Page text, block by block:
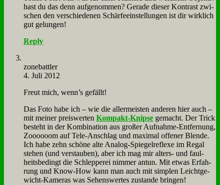
hast du das denn auf­ge­nom­men? Ge­ra­de die­ser Kon­trast zwi­
schen den ver­schie­de­nen Schär­fe­ein­stel­lun­gen ist dir wirk­lich
gut ge­lun­gen!
Reply
zone­batt­ler
4. Juli 2012
Freut mich, wenn’s ge­fällt!
Das Fo­to ha­be ich – wie die al­ler­mei­sten an­de­ren hier auch –
mit mei­ner preis­wer­ten Kom­pakt-Knip­se ge­macht. Der Trick
be­steht in der Kom­bi­na­ti­on aus gro­ßer Auf­nah­me-Ent­fer­nung,
Zoooooom auf Te­le-An­schlag und ma­xi­mal of­fe­ner Blen­de.
Ich ha­be zehn schö­ne al­te Ana­log-Spie­gel­re­fle­xe im Re­gal
ste­hen (und ver­stau­ben), aber ich mag mir al­ters- und faul­
heits­be­dingt die Schlep­pe­rei nim­mer an­tun. Mit et­was Er­fah­
rung und Know-How kann man auch mit simp­len Leicht­ge­
wicht-Ka­me­ras was Se­hens­wer­tes zu­stan­de brin­gen!